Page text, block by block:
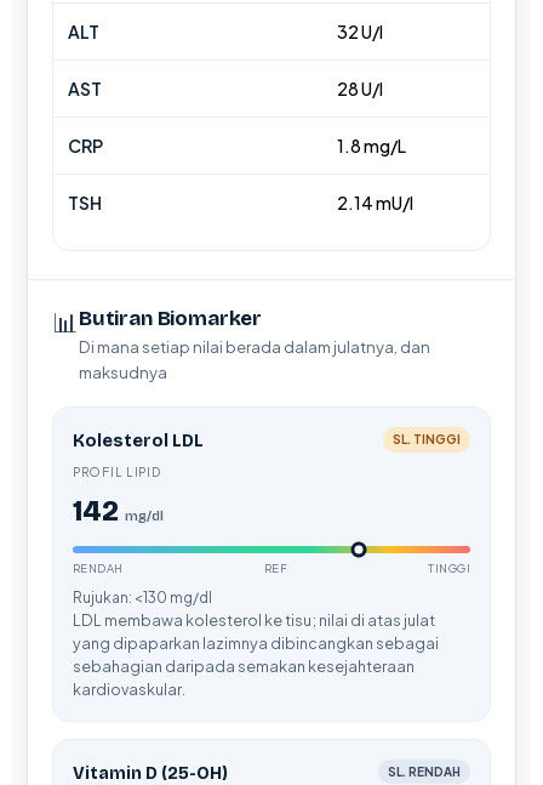
ALT 32 U/l
AST 28 U/l
CRP 1.8 mg/L
TSH 2.14 mU/l
📊 Butiran Biomarker
Di mana setiap nilai berada dalam julatnya, dan
maksudnya
Kolesterol LDL SL. TINGGI
PROFIL LIPID
142 mg/dl
RENDAH REF TINGGI
Rujukan: <130 mg/dl
LDL membawa kolesterol ke tisu; nilai di atas julat
yang dipaparkan lazimnya dibincangkan sebagai
sebahagian daripada semakan kesejahteraan
kardiovaskular.
Vitamin D (25-OH) SL. RENDAH
සිංහල
অসমীয়া
Galego
Latviešu valoda
Македонски јазик
Euskara
Gàidhlig
Occitan
العربية المغربية
Afrikaans
Cebuano
Татар теле